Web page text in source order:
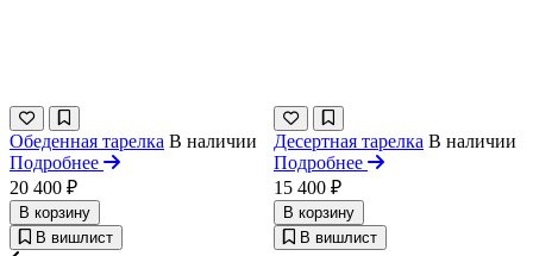
Обеденная тарелка В наличии
Подробнее
20 400 ₽
В корзину
В вишлист
Десертная тарелка В наличии
Подробнее
15 400 ₽
В корзину
В вишлист